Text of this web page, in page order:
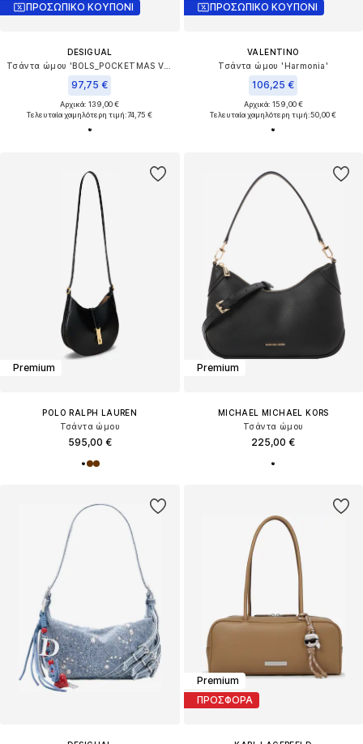
ΠΡΟΣΩΠΙΚΟ ΚΟΥΠΟΝΙ
DESIGUAL
Τσάντα ώμου 'BOLS_POCKETMAS VARADERO'
97,75 €
Αρχικά: 139,00 €
Τελευταία χαμηλότερη τιμή:74,75 €
ΠΡΟΣΩΠΙΚΟ ΚΟΥΠΟΝΙ
VALENTINO
Τσάντα ώμου 'Harmonia'
106,25 €
Αρχικά: 159,00 €
Τελευταία χαμηλότερη τιμή:50,00 €
Premium
POLO RALPH LAUREN
Τσάντα ώμου
595,00 €
Premium
MICHAEL MICHAEL KORS
Τσάντα ώμου
225,00 €
Premium
ΠΡΟΣΦΟΡΑ